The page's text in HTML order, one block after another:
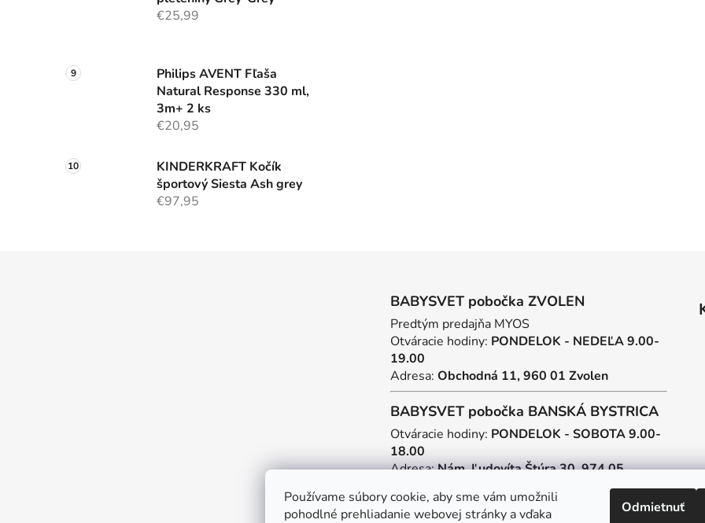
Používame súbory cookie, aby sme vám umožnili
pohodlné prehliadanie webovej stránky a vďaka
Odmietnuť
€25,99
Philips AVENT Fľaša
Natural Response 330 ml,
3m+ 2 ks
€20,95
KINDERKRAFT Kočík
športový Siesta Ash grey
€97,95
BABYSVET pobočka ZVOLEN
Predtým predajňa MYOS
Otváracie hodiny: PONDELOK - NEDEĽA 9.00-
19.00
Adresa: Obchodná 11, 960 01 Zvolen
BABYSVET pobočka BANSKÁ BYSTRICA
Otváracie hodiny: PONDELOK - SOBOTA 9.00-
18.00
Adresa:Nám. Ľudovíta Štúra 30, 974 05
Tvorba webstránokaSEO